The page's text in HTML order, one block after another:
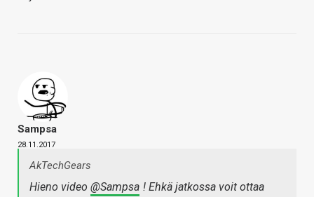
Sampsa
28.11.2017
AkTechGears
Hieno video @Sampsa ! Ehkä jatkossa voit ottaa